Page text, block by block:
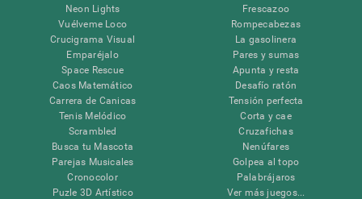
Neon Lights
Vuélveme Loco
Crucigrama Visual
Emparéjalo
Space Rescue
Caos Matemático
Carrera de Canicas
Tenis Melódico
Scrambled
Busca tu Mascota
Parejas Musicales
Cronocolor
Puzle 3D Artístico
Frescazoo
Rompecabezas
La gasolinera
Pares y sumas
Apunta y resta
Desafío ratón
Tensión perfecta
Corta y cae
Cruzafichas
Nenúfares
Golpea al topo
Palabrájaros
Ver más juegos...